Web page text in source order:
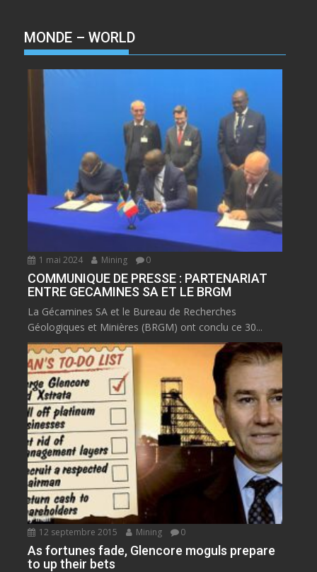
MONDE – WORLD
1 mai 2024 Mining 0
COMMUNIQUE DE PRESSE : PARTENARIAT
ENTRE GECAMINES SA ET LE BRGM
La Gécamines SA et le Bureau de Recherches
Géologiques et Minières (BRGM) ont conclu ce 30...
12 septembre 2015 Mining 0
As fortunes fade, Glencore moguls prepare
to up their bets